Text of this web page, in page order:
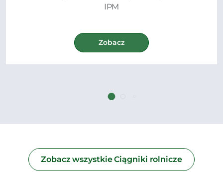
IPM
Zobacz
Zobacz wszystkie Ciągniki rolnicze